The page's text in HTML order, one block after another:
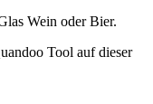
Wein oder Bier.
Tool auf dieser